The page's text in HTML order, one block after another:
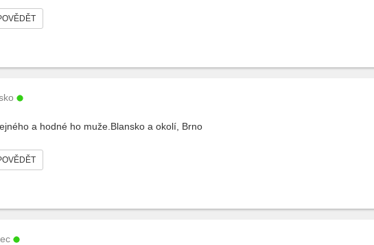
a hodné ho muže.Blansko a okolí, Brno